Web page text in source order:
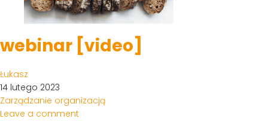
webinar [video]
Łukasz
14 lutego 2023
Zarządzanie organizacją
Leave a comment